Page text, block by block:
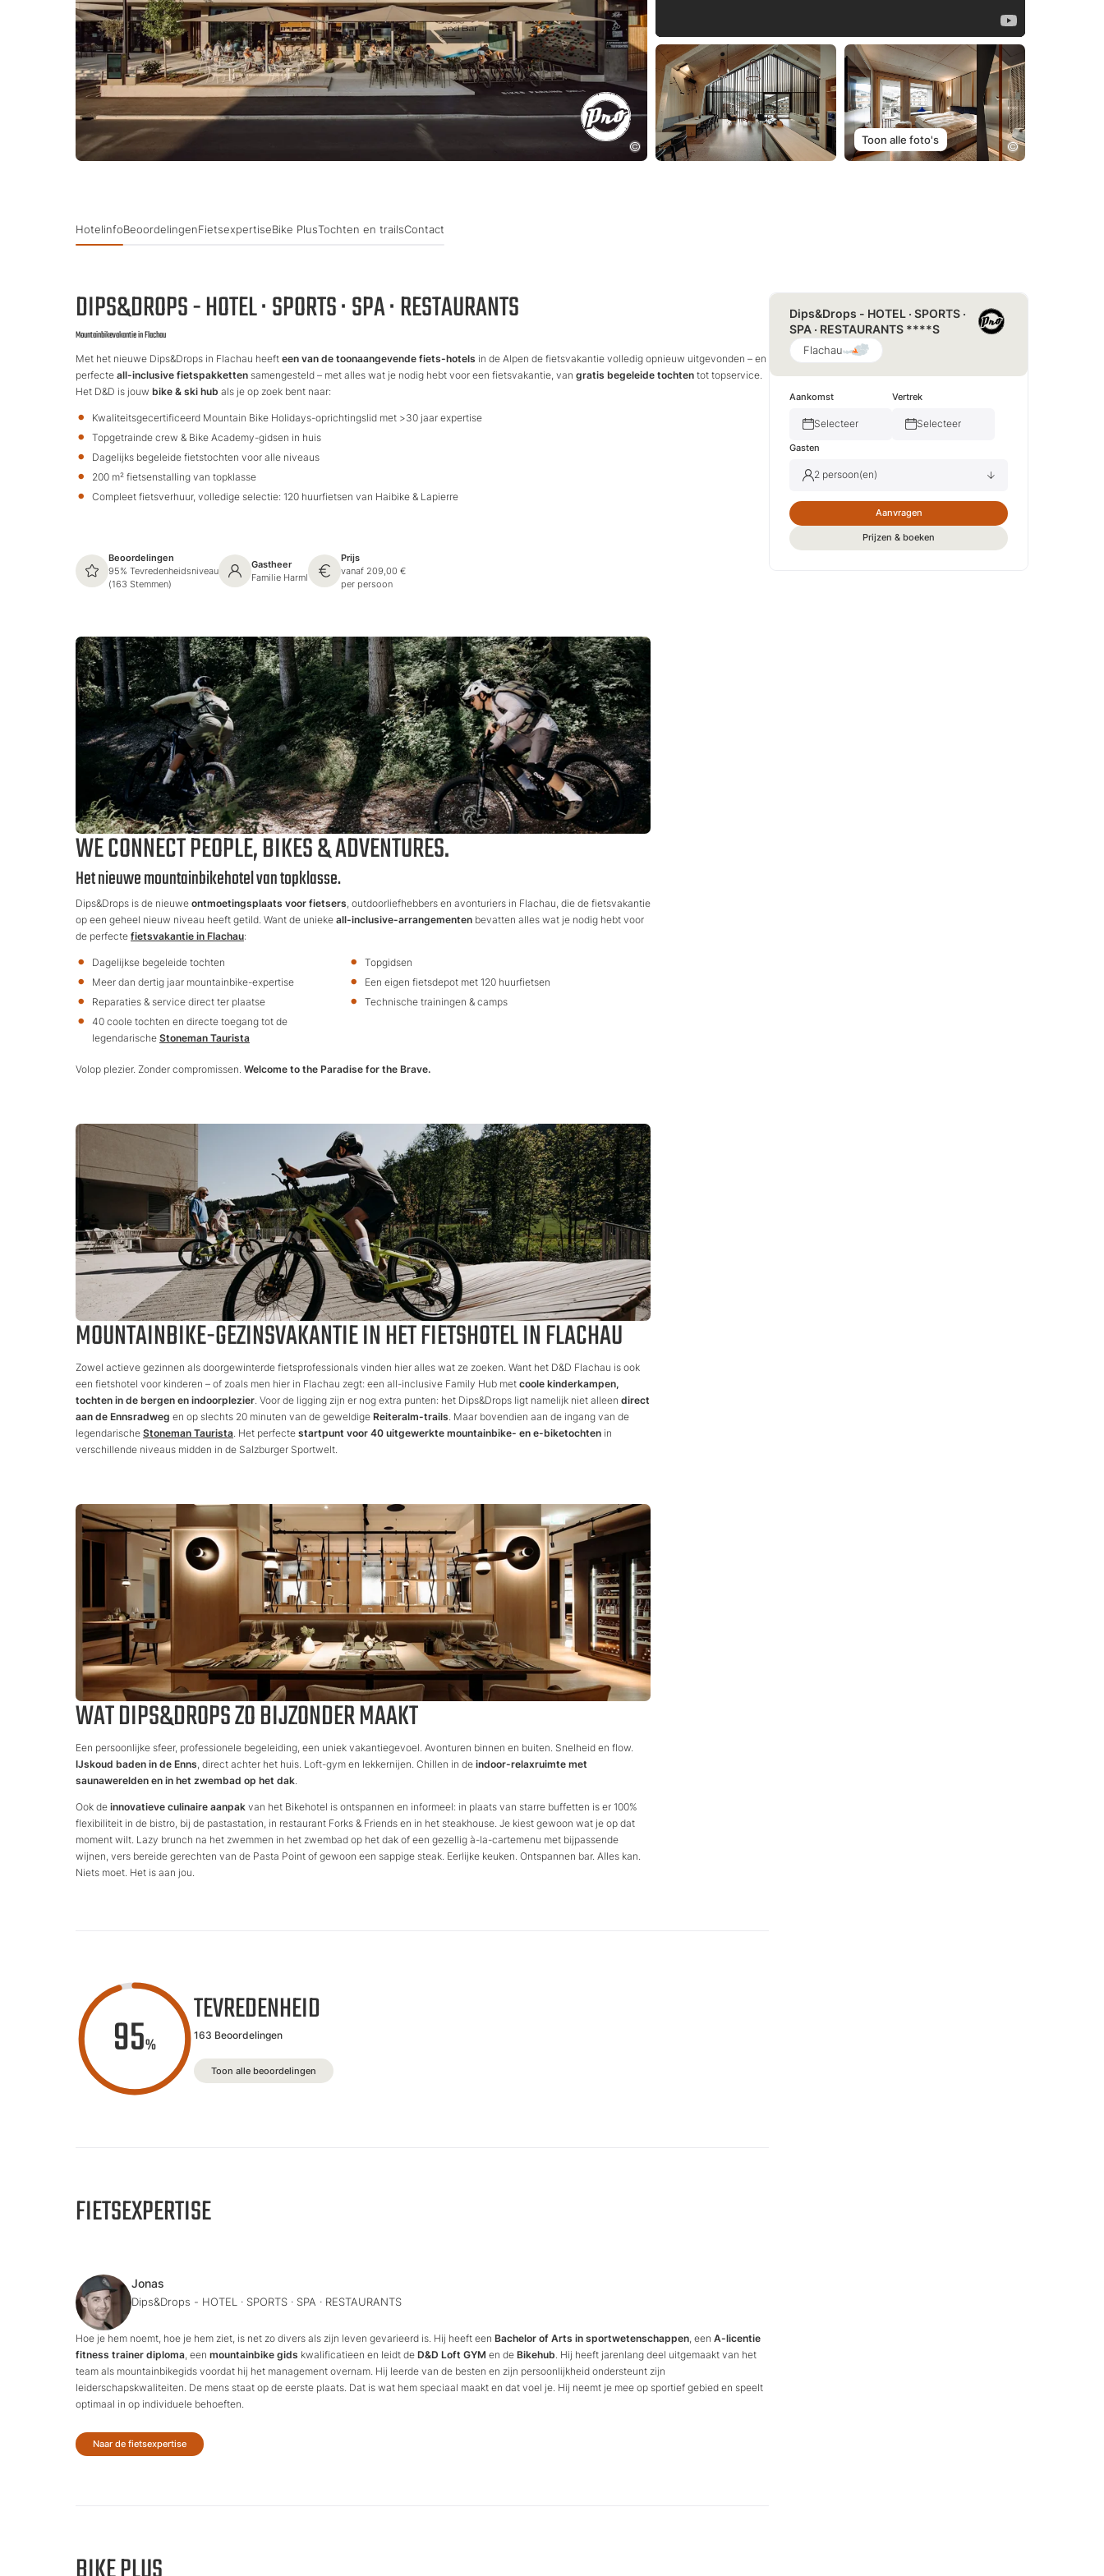
Toon alle foto's
HotelinfoBeoordelingenFietsexpertiseBike PlusTochten en trailsContact
DIPS&DROPS - HOTEL · SPORTS · SPA · RESTAURANTS
Mountainbikevakantie in Flachau
Met het nieuwe Dips&Drops in Flachau heeft een van de toonaangevende fiets-hotels in de Alpen de fietsvakantie volledig opnieuw uitgevonden – en
perfecte all-inclusive fietspakketten samengesteld – met alles wat je nodig hebt voor een fietsvakantie, van gratis begeleide tochten tot topservice.
Het D&D is jouw bike & ski hub als je op zoek bent naar:
Kwaliteitsgecertificeerd Mountain Bike Holidays-oprichtingslid met >30 jaar expertise
Topgetrainde crew & Bike Academy-gidsen in huis
Dagelijks begeleide fietstochten voor alle niveaus
200 m² fietsenstalling van topklasse
Compleet fietsverhuur, volledige selectie: 120 huurfietsen van Haibike & Lapierre
Beoordelingen
95% Tevredenheidsniveau
(163 Stemmen)
Gastheer
Familie Harml
Prijs
vanaf 209,00 €
per persoon
WE CONNECT PEOPLE, BIKES & ADVENTURES.
Het nieuwe mountainbikehotel van topklasse.
Dips&Drops is de nieuwe ontmoetingsplaats voor fietsers , outdoorliefhebbers en avonturiers in Flachau, die de fietsvakantie
op een geheel nieuw niveau heeft getild. Want de unieke all-inclusive-arrangementen bevatten alles wat je nodig hebt voor
de perfecte fietsvakantie in Flachau:
Dagelijkse begeleide tochten
Topgidsen
Meer dan dertig jaar mountainbike-expertise
Een eigen fietsdepot met 120 huurfietsen
Reparaties & service direct ter plaatse
Technische trainingen & camps
40 coole tochten en directe toegang tot de
legendarische Stoneman Taurista
Volop plezier. Zonder compromissen. Welcome to the Paradise for the Brave.
MOUNTAINBIKE-GEZINSVAKANTIE IN HET FIETSHOTEL IN FLACHAU
Zowel actieve gezinnen als doorgewinterde fietsprofessionals vinden hier alles wat ze zoeken. Want het D&D Flachau is ook
een fietshotel voor kinderen – of zoals men hier in Flachau zegt: een all-inclusive Family Hub met coole kinderkampen,
tochten in de bergen en indoorplezier . Voor de ligging zijn er nog extra punten: het Dips&Drops ligt namelijk niet alleen direct
aan de Ennsradweg en op slechts 20 minuten van de geweldige Reiteralm-trails . Maar bovendien aan de ingang van de
legendarische Stoneman Taurista . Het perfecte startpunt voor 40 uitgewerkte mountainbike- en e-biketochten in
verschillende niveaus midden in de Salzburger Sportwelt.
WAT DIPS&DROPS ZO BIJZONDER MAAKT
Een persoonlijke sfeer, professionele begeleiding, een uniek vakantiegevoel. Avonturen binnen en buiten. Snelheid en flow.
IJskoud baden in de Enns , direct achter het huis. Loft-gym en lekkernijen. Chillen in de indoor-relaxruimte met
saunawerelden en in het zwembad op het dak
Ook de innovatieve culinaire aanpak van het Bikehotel is ontspannen en informeel: in plaats van starre buffetten is er 100%
flexibiliteit in de bistro, bij de pastastation, in restaurant Forks & Friends en in het steakhouse. Je kiest gewoon wat je op dat
moment wilt. Lazy brunch na het zwemmen in het zwembad op het dak of een gezellig à-la-cartemenu met bijpassende
wijnen, vers bereide gerechten van de Pasta Point of gewoon een sappige steak. Eerlijke keuken. Ontspannen bar. Alles kan.
Niets moet. Het is aan jou.
95%
TEVREDENHEID
163 Beoordelingen
Toon alle beoordelingen
FIETSEXPERTISE
Jonas
Dips&Drops - HOTEL · SPORTS · SPA · RESTAURANTS
Hoe je hem noemt, hoe je hem ziet, is net zo divers als zijn leven gevarieerd is. Hij heeft een Bachelor of Arts in sportwetenschappen , een A-licentie
fitness trainer diploma , een mountainbike gids kwalificatieen en leidt de D&D Loft GYM en de Bikehub . Hij heeft jarenlang deel uitgemaakt van het
team als mountainbikegids voordat hij het management overnam. Hij leerde van de besten en zijn persoonlijkheid ondersteunt zijn
leiderschapskwaliteiten. De mens staat op de eerste plaats. Dat is wat hem speciaal maakt en dat voel je. Hij neemt je mee op sportief gebied en speelt
optimaal in op individuele behoeften.
Naar de fietsexpertise
Dips&Drops - HOTEL · SPORTS ·
SPA · RESTAURANTS ****S
Flachau
Aankomst
Selecteer
Vertrek
Selecteer
Gasten
2 persoon(en)
Aanvragen
Prijzen & boeken